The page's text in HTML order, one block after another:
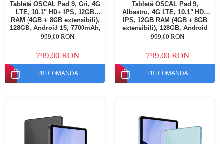
Tabletă OSCAL Pad 9, Gri, 4G
LTE, 10.1" HD+ IPS, 12GB
RAM (4GB + 8GB extensibili),
128GB, Android 15, 7700mAh,
Dual SIM
999,00 RON
799,00 RON
PRECOMANDA
Tabletă OSCAL Pad 9,
Albastru, 4G LTE, 10.1" HD+
IPS, 12GB RAM (4GB + 8GB
extensibili), 128GB, Android
15, 7700mAh, Dual SIM
999,00 RON
799,00 RON
PRECOMANDA